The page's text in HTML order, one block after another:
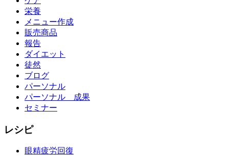
栄養
メニュー作成
販売商品
報告
ダイエット
徒然
ブログ
パーソナル
パーソナル 成果
セミナー
レシピ
眼精疲労回復